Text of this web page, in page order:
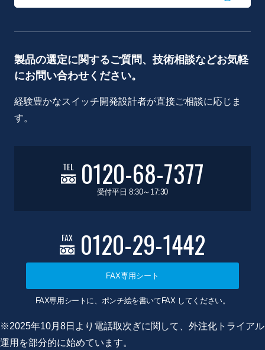
製品の選定に関するご質問、技術相談などお気軽
にお問い合わせください。
経験豊かなスイッチ開発設計者が直接ご相談に応じま
す。
TEL 0120-68-7377
受付平日 8:30～17:30
FAX 0120-29-1442
FAX専用シート
FAX専用シートに、ポンチ絵を書いてFAX してください。
※2025年10月8日より電話取次ぎに関して、外注化トライアル
運用を部分的に始めています。